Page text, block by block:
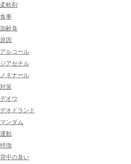
柔軟剤
食事
加齢臭
原因
アルコール
ジアセチル
ノネナール
対策
デオウ
デオドランド
マンダム
運動
特徴
背中の臭い